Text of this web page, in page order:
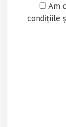
Am
condițiile